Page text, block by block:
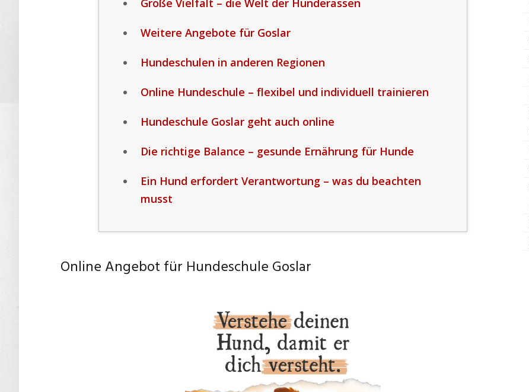
Große Vielfalt – die Welt der Hunderassen
Weitere Angebote für Goslar
Hundeschulen in anderen Regionen
Online Hundeschule – flexibel und individuell trainieren
Hundeschule Goslar geht auch online
Die richtige Balance – gesunde Ernährung für Hunde
Ein Hund erfordert Verantwortung – was du beachten
musst
Online Angebot für Hundeschule Goslar